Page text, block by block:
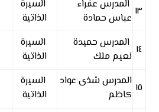
١٣ المدرس عفراء
عباس حمادة
السيرة
الذاتية
١٤ المدرس حميدة
نعيم ملك
السيرة
الذاتية
١٥ المدرس شذى عواد
كاظم
السيرة
الذاتية